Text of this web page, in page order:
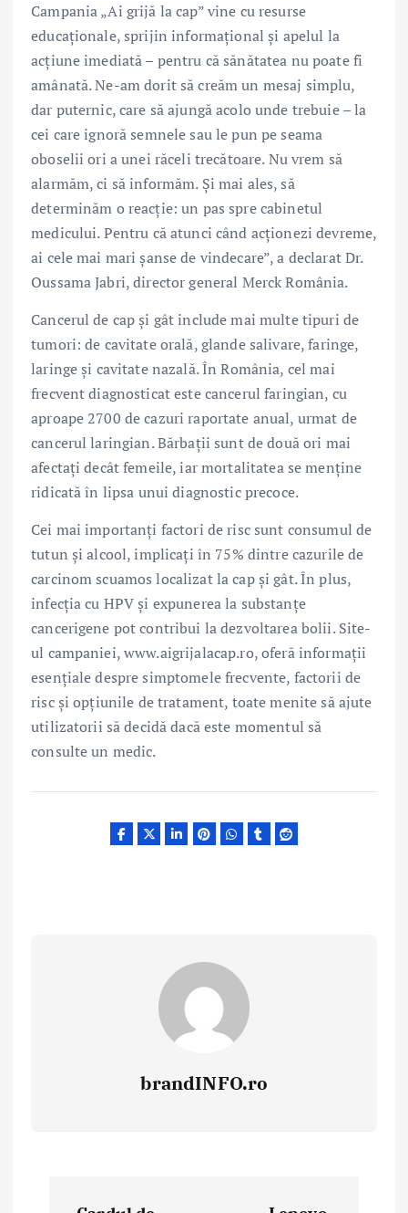
Campania „Ai grijă la cap” vine cu resurse
educaționale, sprijin informațional și apelul la
acțiune imediată – pentru că sănătatea nu poate fi
amânată. Ne-am dorit să creăm un mesaj simplu,
dar puternic, care să ajungă acolo unde trebuie – la
cei care ignoră semnele sau le pun pe seama
oboselii ori a unei răceli trecătoare. Nu vrem să
alarmăm, ci să informăm. Și mai ales, să
determinăm o reacție: un pas spre cabinetul
medicului. Pentru că atunci când acționezi devreme,
ai cele mai mari șanse de vindecare”, a declarat Dr.
Oussama Jabri, director general Merck România.
Cancerul de cap și gât include mai multe tipuri de
tumori: de cavitate orală, glande salivare, faringe,
laringe și cavitate nazală. În România, cel mai
frecvent diagnosticat este cancerul faringian, cu
aproape 2700 de cazuri raportate anual, urmat de
cancerul laringian. Bărbații sunt de două ori mai
afectați decât femeile, iar mortalitatea se menține
ridicată în lipsa unui diagnostic precoce.
Cei mai importanți factori de risc sunt consumul de
tutun și alcool, implicați în 75% dintre cazurile de
carcinom scuamos localizat la cap și gât. În plus,
infecția cu HPV și expunerea la substanțe
cancerigene pot contribui la dezvoltarea bolii. Site-
ul campaniei, www.aigrijalacap.ro, oferă informații
esențiale despre simptomele frecvente, factorii de
risc și opțiunile de tratament, toate menite să ajute
utilizatorii să decidă dacă este momentul să
consulte un medic.
brandINFO.ro